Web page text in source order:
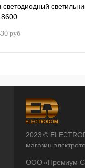
pуб.
2023 ©
магазин
ООО «Премиум